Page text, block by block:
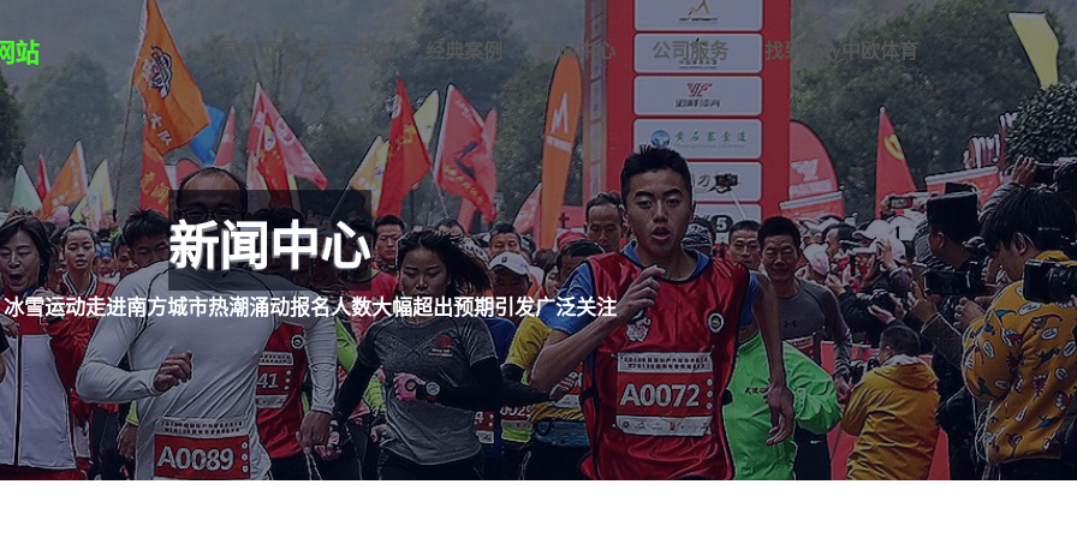
公司首页 关于中欧 经典案例 新闻中心 公司服务 找到zoty中欧体育
新闻中心
冰雪运动走进南方城市热潮涌动报名人数大幅超出预期引发广泛关注